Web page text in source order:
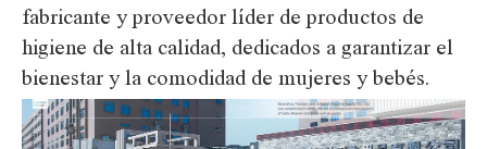
fabricante y proveedor líder de productos de
higiene de alta calidad, dedicados a garantizar el
bienestar y la comodidad de mujeres y bebés.